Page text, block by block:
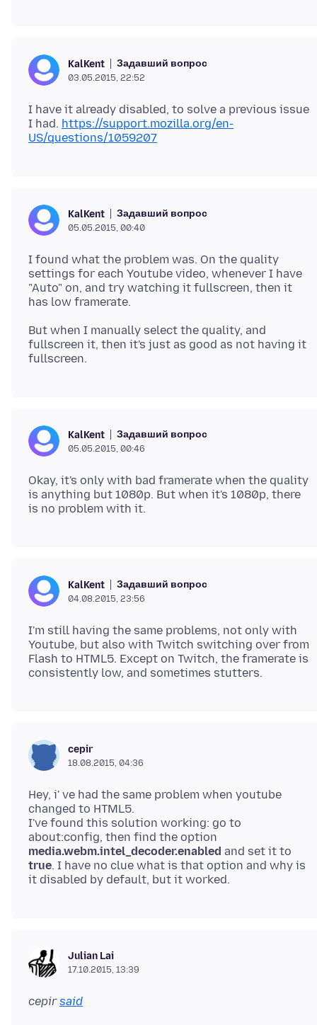
KalKent Задавший вопрос
03.05.2015, 22:52
I have it already disabled, to solve a previous issue
I had. https://support.mozilla.org/en-
US/questions/1059207
KalKent Задавший вопрос
05.05.2015, 00:40
I found what the problem was. On the quality
settings for each Youtube video, whenever I have
"Auto" on, and try watching it fullscreen, then it
But when I manually select the quality, and
fullscreen it, then it's just as good as not having it
KalKent Задавший вопрос
05.05.2015, 00:46
Okay, it's only with bad framerate when the quality
is anything but 1080p. But when it's 1080p, there
KalKent Задавший вопрос
04.08.2015, 23:56
I'm still having the same problems, not only with
Youtube, but also with Twitch switching over from
Flash to HTML5. Except on Twitch, the framerate is
cepir
18.08.2015, 04:36
Hey, i' ve had the same problem when youtube
changed to HTML5.
I've found this solution working: go to
about:config, then find the option
media.webm.intel_decoder.enabled and set it to
true. I have no clue what is that option and why is
Julian Lai
17.10.2015, 13:39
cepirsaid